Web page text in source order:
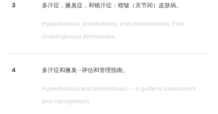
3 多汗症，腋臭症，和铬汗症：褶皱（关节间）皮肤病。
Hyperhidrosis, bromhidrosis, and chromhidrosis: Fold
(intertriginous) dermatoses.
4 多汗症和腋臭--评估和管理指南。
Hyperhidrosis and bromhidrosis -- a guide to assessment
and management.